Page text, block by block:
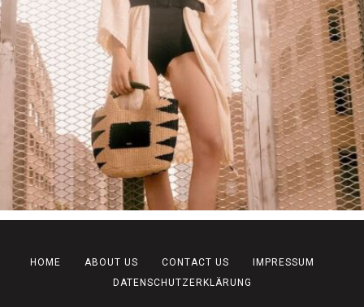
HOME ABOUT US CONTACT US
IMPRESSUM
DATENSCHUTZERKLÄRUNG